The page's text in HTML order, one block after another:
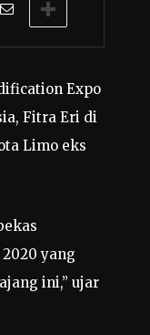
Expo
Fitra Eri di
Limo eks
yang
ini,” ujar